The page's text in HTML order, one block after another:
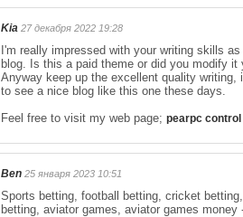
Kia 27 декабря 2022 19:28
I'm really impressed with your writing skills
blog. Is this a paid theme or did you modify it
Anyway keep up the excellent quality writing,
to see a nice blog like this one these days.
Feel free to visit my web page; pearpc
Ben 25 января 2023 10:51
Sports betting, football betting, cricket betting,
betting, aviator games, aviator games